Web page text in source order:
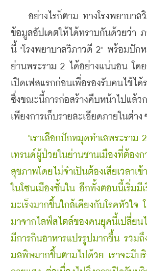
อย่างไรก็ตาม ทางโรงพยาบาลวิ
ข้อมูลอัปเดตให้ได้ทราบกันด้วยว่า ภ
นี้ "โรงพยาบาลวิภาวดี 2" พร้อมปัก
ย่านพระราม 2 ได้อย่างแน่นอน โด
เปิดเฟสแรกก่อนเพื่อรองรับคนไข้ได้
ซึ่งขณะนี้การก่อสร้างคืบหน้าไปแล้ว
เพียงการเก็บรายละเอียดภายในต่า
"เราเลือกปักหมุดทำเลพระราม
เทรนด์ผู้ป่วยในย่านชานเมืองที่ต้อง
สุขภาพโดยไม่จำเป็นต้องเสียเวลาเข้
ในโซนเมืองชั้นใน อีกทั้งตอนนี้เริ่มมีเ
มะเร็งมากขึ้นใกล้เคียงกับโรคหัวใจ
มาจากไลฟ์สไตล์ของคนยุคนี้เปลี่ยน
มีการกินอาหารแปรรูปมากขึ้น รวม
มลพิษมากขึ้นตามไปด้วย เราจะมีบริ